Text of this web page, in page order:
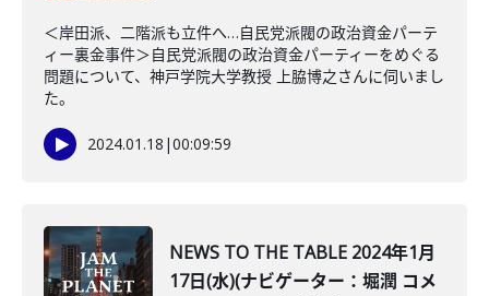
＜岸田派、二階派も立件へ…自民党派閥の政治資金パーテ
ィー裏金事件＞自民党派閥の政治資金パーティーをめぐる
問題について、神戸学院大学教授 上脇博之さんに伺いまし
た。
2024.01.18 |00:09:59
NEWS TO THE TABLE 2024年1月
17日(水)(ナビゲーター：堀潤 コメ